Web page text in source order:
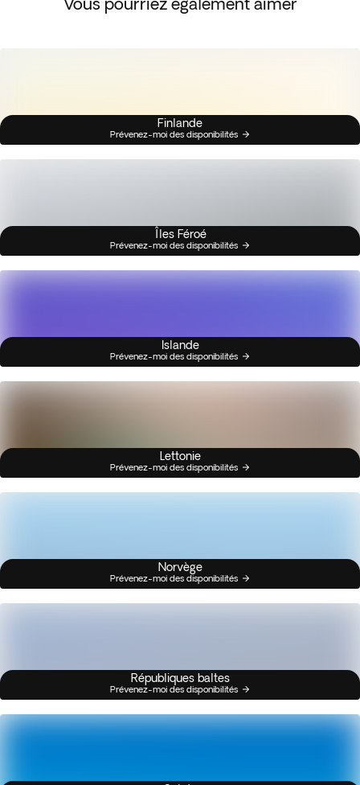
Finlande
Prévenez-moi des disponibilités
Îles Féroé
Prévenez-moi des disponibilités
Islande
Prévenez-moi des disponibilités
Lettonie
Prévenez-moi des disponibilités
Norvège
Prévenez-moi des disponibilités
Républiques baltes
Prévenez-moi des disponibilités